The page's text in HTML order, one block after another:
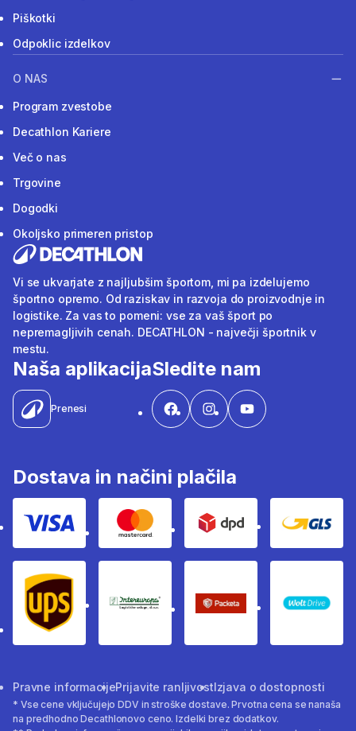
Piškotki
Odpoklic izdelkov
O NAS
Program zvestobe
Decathlon Kariere
Več o nas
Trgovine
Dogodki
Okoljsko primeren pristop
Vi se ukvarjate z najljubšim športom, mi pa izdelujemo
športno opremo. Od raziskav in razvoja do proizvodnje in
logistike. Za vas to pomeni: vse za vaš šport po
nepremagljivih cenah. DECATHLON - največji športnik v
mestu.
Naša aplikacija
Prenesi
Sledite nam
Dostava in načini plačila
Visa Mastercard Dpd Gls
Ups Intereuropa Packeta Sledenje
WOLT
Pravne informacijePrijavite ranljivostIzjava o dostopnosti
* Vse cene vključujejo DDV in stroške dostave. Prvotna cena se nanaša
na predhodno Decathlonovo ceno. Izdelki brez dodatkov.